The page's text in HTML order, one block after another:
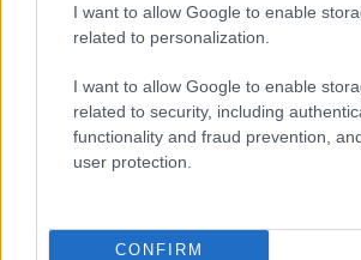
I want to allow Google to enable
related to personalization.
I want to allow Google to enable
related to security, including
functionality and fraud prevention,
user protection.
CONFIRM